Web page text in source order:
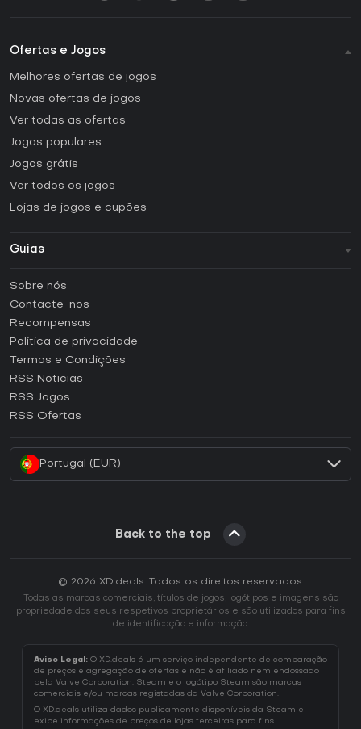
Ofertas e Jogos
Melhores ofertas de jogos
Novas ofertas de jogos
Ver todas as ofertas
Jogos populares
Jogos grátis
Ver todos os jogos
Lojas de jogos e cupões
Guias
Como ativar uma CD Key Steam?
Como ativar uma CD Key Epic Games?
Como ativar uma CD Key GOG?
Como ativar uma CD Key Ubisoft Connect?
Sobre nós
Contacte-nos
Recompensas
Política de privacidade
Termos e Condições
RSS Noticias
RSS Jogos
RSS Ofertas
Portugal (EUR)
Back to the top
© 2026 XD.deals. Todos os direitos reservados.
Todas as marcas comerciais, títulos de jogos, logótipos e imagens são
propriedade dos seus respetivos proprietários e são utilizados para fins
de identificação e informação.
Aviso Legal: O XD.deals é um serviço independente de comparação
de preços e agregação de ofertas e não é afiliado nem endossado
pela Valve Corporation. Steam e o logótipo Steam são marcas
comerciais e/ou marcas registadas da Valve Corporation.
O XD.deals utiliza dados publicamente disponíveis da Steam e
exibe informações de preços de lojas terceiras para fins